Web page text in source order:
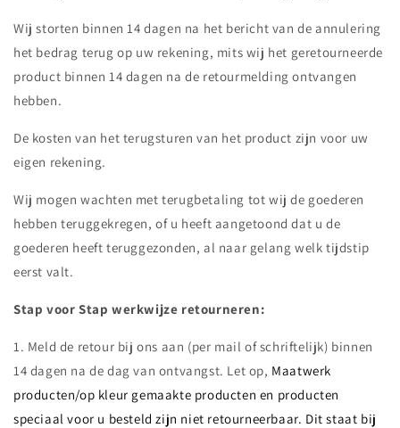
Wij storten binnen 14 dagen na het bericht van de annulering
het bedrag terug op uw rekening, mits wij het geretourneerde
product binnen 14 dagen na de retourmelding ontvangen
hebben.
De kosten van het terugsturen van het product zijn voor uw
eigen rekening.
Wij mogen wachten met terugbetaling tot wij de goederen
hebben teruggekregen, of u heeft aangetoond dat u de
goederen heeft teruggezonden, al naar gelang welk tijdstip
eerst valt.
Stap voor Stap werkwijze retourneren:
1. Meld de retour bij ons aan (per mail of schriftelijk) binnen
14 dagen na de dag van ontvangst. Let op, Maatwerk
producten/op kleur gemaakte producten en producten
speciaal voor u besteld zijn niet retourneerbaar. Dit staat bij